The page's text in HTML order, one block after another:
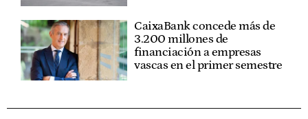
CaixaBank concede más de
3.200 millones de
financiación a empresas
vascas en el primer semestre